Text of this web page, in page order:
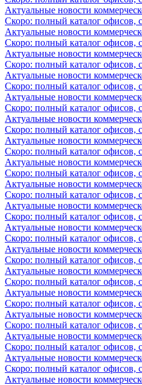
Актуальные новости
Скоро: полный каталог офисов,
Актуальные новости
Скоро: полный каталог офисов,
Актуальные новости
Скоро: полный каталог офисов,
Актуальные новости
Скоро: полный каталог офисов,
Актуальные новости
Скоро: полный каталог офисов,
Актуальные новости
Скоро: полный каталог офисов,
Актуальные новости
Скоро: полный каталог офисов,
Актуальные новости
Скоро: полный каталог офисов,
Актуальные новости
Скоро: полный каталог офисов,
Актуальные новости
Скоро: полный каталог офисов,
Актуальные новости
Скоро: полный каталог офисов,
Актуальные новости
Скоро: полный каталог офисов,
Актуальные новости
Скоро: полный каталог офисов,
Актуальные новости
Скоро: полный каталог офисов,
Актуальные новости
Скоро: полный каталог офисов,
Актуальные новости
Скоро: полный каталог офисов,
Актуальные новости
Скоро: полный каталог офисов,
Актуальные новости